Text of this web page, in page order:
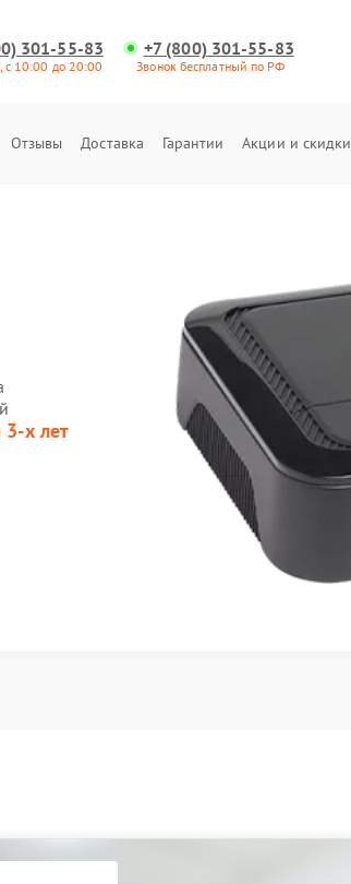
301-55-83
с 10:00 до 20:00
+7 (800) 301-55-83
Звонок бесплатный по РФ
Отзывы Доставка Гарантии Акции и скидки
3-х лет